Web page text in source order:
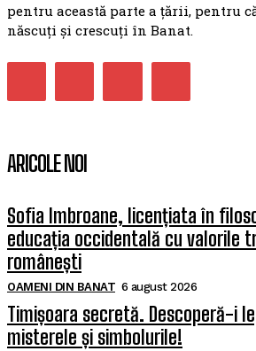
pentru această parte a țării, pentru
născuți și crescuți în Banat.
ARICOLE NOI
Sofia Imbroane, licențiata în
educația occidentală cu valorile
românești
OAMENI DIN BANAT 6 august 2026
Timișoara secretă. Descoperă-i
misterele și simbolurile!